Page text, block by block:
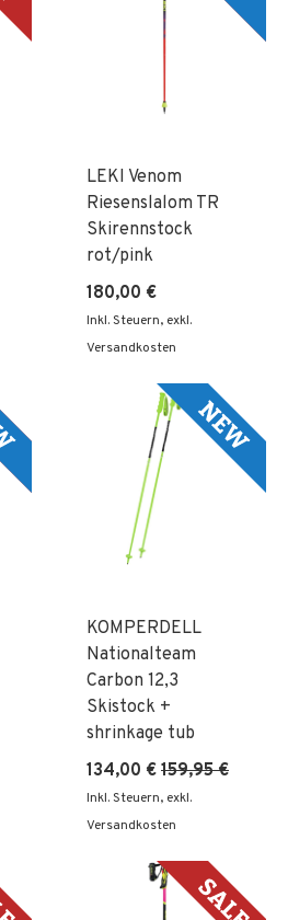
LEKI Venom
Riesenslalom TR
Skirennstock
rot/pink
180,00 €
Inkl. Steuern, exkl.
Versandkosten
KOMPERDELL
Nationalteam
Carbon 12,3
Skistock +
shrinkage tub
134,00 € 159,95 €
Inkl. Steuern, exkl.
Versandkosten